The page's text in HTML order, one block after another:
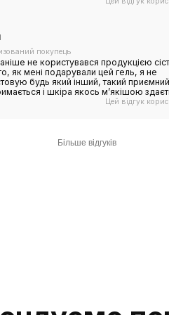
покупець
не користувався продукцією
як мені подарували цей гель, я не
будь який інший, такий
і шкіра якось мʼякішою
Цей відгук
Більше відгуків
Наші
та
напишіть у